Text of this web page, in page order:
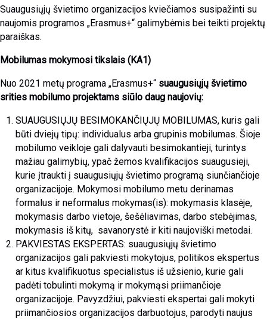
Suaugusiųjų švietimo organizacijos kviečiamos susipažinti su
naujomis programos „Erasmus+“ galimybėmis bei teikti projektų
paraiškas.
Mobilumas mokymosi tikslais (KA1)
Nuo 2021 metų programa „Erasmus+“ suaugusiųjų švietimo
srities mobilumo projektams siūlo daug naujovių:
SUAUGUSIŲJŲ BESIMOKANČIŲJŲ MOBILUMAS, kuris gali
būti dviejų tipų: individualus arba grupinis mobilumas. Šioje
mobilumo veikloje gali dalyvauti besimokantieji, turintys
mažiau galimybių, ypač žemos kvalifikacijos suaugusieji,
kurie įtraukti į suaugusiųjų švietimo programą siunčiančioje
organizacijoje. Mokymosi mobilumo metu derinamas
formalus ir neformalus mokymas(is): mokymasis klasėje,
mokymasis darbo vietoje, šešėliavimas, darbo stebėjimas,
mokymasis iš kitų, savanorystė ir kiti naujoviški metodai.
PAKVIESTAS EKSPERTAS: suaugusiųjų švietimo
organizacijos gali pakviesti mokytojus, politikos ekspertus
ar kitus kvalifikuotus specialistus iš užsienio, kurie gali
padėti tobulinti mokymą ir mokymąsi priimančioje
organizacijoje. Pavyzdžiui, pakviesti ekspertai gali mokyti
priimančiosios organizacijos darbuotojus, parodyti naujus